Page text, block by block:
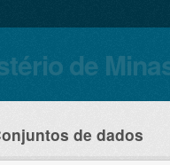
de
de dados